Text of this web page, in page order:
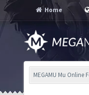
Home
MEGAMU Mu Online